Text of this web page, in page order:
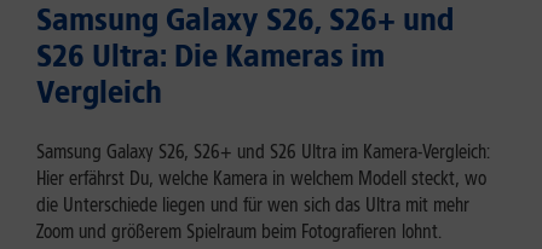
Samsung Galaxy S26, S26+ und
S26 Ultra: Die Kameras im
Vergleich
Samsung Galaxy S26, S26+ und S26 Ultra im Kamera-Vergleich:
Hier erfährst Du, welche Kamera in welchem Modell steckt, wo
die Unterschiede liegen und für wen sich das Ultra mit mehr
Zoom und größerem Spielraum beim Fotografieren lohnt.